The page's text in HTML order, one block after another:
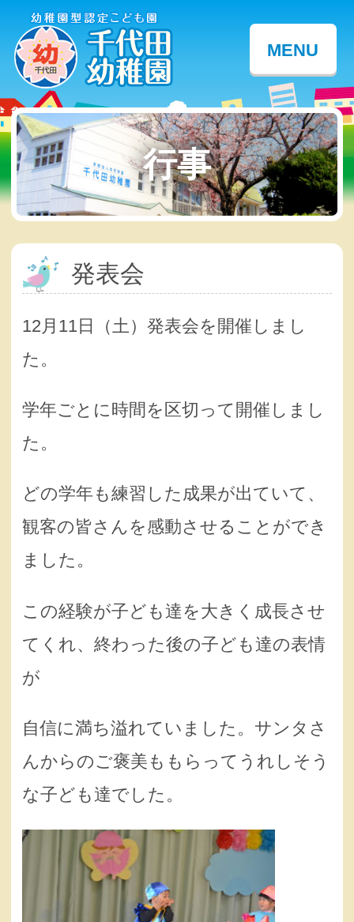
MENU
行事
発表会
12月11日（土）発表会を開催しまし
た。
学年ごとに時間を区切って開催しまし
た。
どの学年も練習した成果が出ていて、
観客の皆さんを感動させることができ
ました。
この経験が子ども達を大きく成長させ
てくれ、終わった後の子ども達の表情
が
自信に満ち溢れていました。サンタさ
んからのご褒美ももらってうれしそう
な子ども達でした。